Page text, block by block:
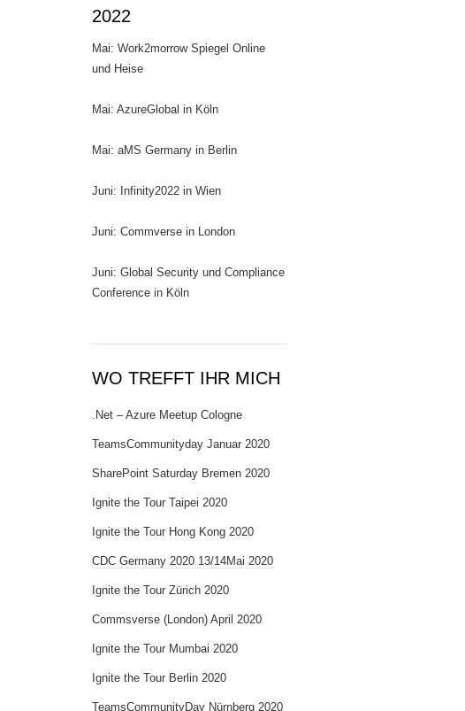
2022
Mai: Work2morrow Spiegel Online
und Heise
Mai: AzureGlobal in Köln
Mai: aMS Germany in Berlin
Juni: Infinity2022 in Wien
Juni: Commverse in London
Juni: Global Security und Compliance
Conference in Köln
WO TREFFT IHR MICH
.Net – Azure Meetup Cologne
TeamsCommunityday Januar 2020
SharePoint Saturday Bremen 2020
Ignite the Tour Taipei 2020
Ignite the Tour Hong Kong 2020
CDC Germany 2020 13/14Mai 2020
Ignite the Tour Zürich 2020
Commsverse (London) April 2020
Ignite the Tour Mumbai 2020
Ignite the Tour Berlin 2020
TeamsCommunityDay Nürnberg 2020